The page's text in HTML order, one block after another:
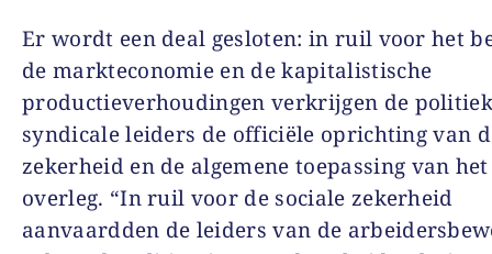
Er wordt een deal gesloten: in ruil voor het
de markteconomie en de kapitalistische
productieverhoudingen verkrijgen de
syndicale leiders de officiële oprichting van
zekerheid en de algemene toepassing van
overleg. “In ruil voor de sociale zekerheid
aanvaardden de leiders van de